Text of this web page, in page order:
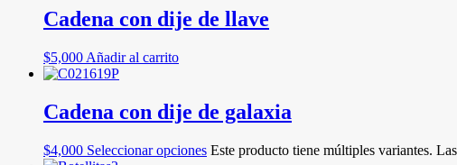
Cadena con dije de llave
$5,000 Añadir al carrito
Cadena con dije de galaxia
$4,000 Seleccionar opciones Este producto tiene múltiples variantes.